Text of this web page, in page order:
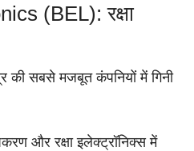
(BEL): रक्षा
की सबसे मजबूत कंपनियों में गिनी
और रक्षा इलेक्ट्रॉनिक्स में